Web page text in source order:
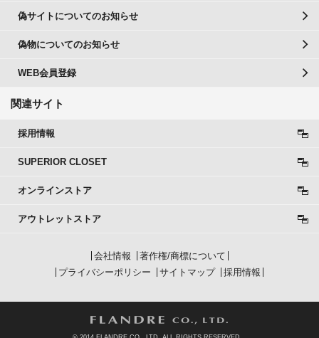
偽サイトについてのお知らせ
偽物についてのお知らせ
WEB会員登録
関連サイト
採用情報
SUPERIOR CLOSET
オンラインストア
アウトレットストア
会社情報
著作権/商標について
プライバシーポリシー
サイトマップ 採用情報